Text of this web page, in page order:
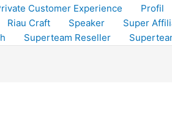
Customer Experience Profil
Riau Craft Speaker Super
Superteam Reseller